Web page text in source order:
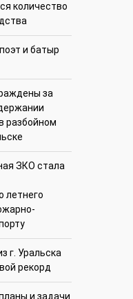
количество
и батыр
за
разбойном
ЗКО стала
летнего
г. Уральска
рекорд
и задачи